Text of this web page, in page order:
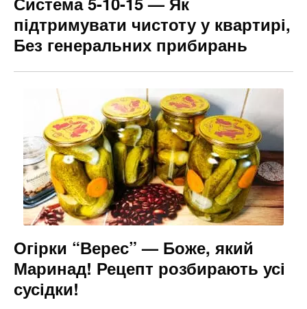
підтримувати чистоту у квартирі,
Без генеральних прибирань
Огірки “Верес” — Боже, який
Маринад! Рецепт розбирають усі
сусідки!